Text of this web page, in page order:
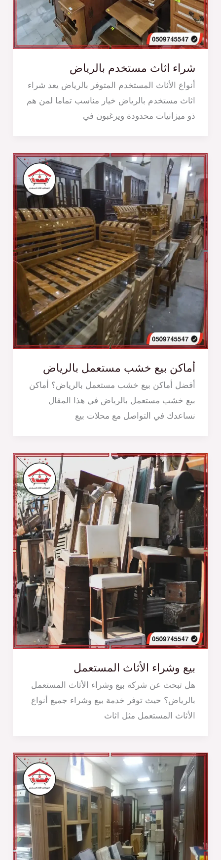
شراء اثاث مستخدم بالرياض
‏أنواع الأثاث المستخدم المتوفر بالرياض يعد شراء
اثاث مستخدم بالرياض خيار مناسب تماما لمن هم
ذو ميزانيات محدودة ويرغبون في
أماكن بيع خشب مستعمل بالرياض
أفضل أماكن بيع خشب مستعمل بالرياض؟ أماكن
بيع خشب مستعمل بالرياض في هذا المقال
نساعدك في التواصل مع محلات بيع
بيع وشراء الأثاث المستعمل
هل تبحث عن شركة بيع وشراء الأثاث المستعمل
بالرياض؟ حيث توفر خدمة بيع وشراء جميع أنواع
الأثاث المستعمل مثل اثاث